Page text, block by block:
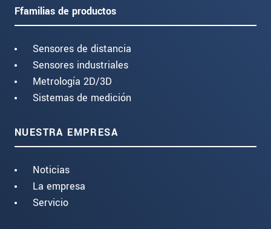
Ffamilias de productos
Sensores de distancia
Sensores industriales
Metrología 2D/3D
Sistemas de medición
NUESTRA EMPRESA
Noticias
La empresa
Servicio